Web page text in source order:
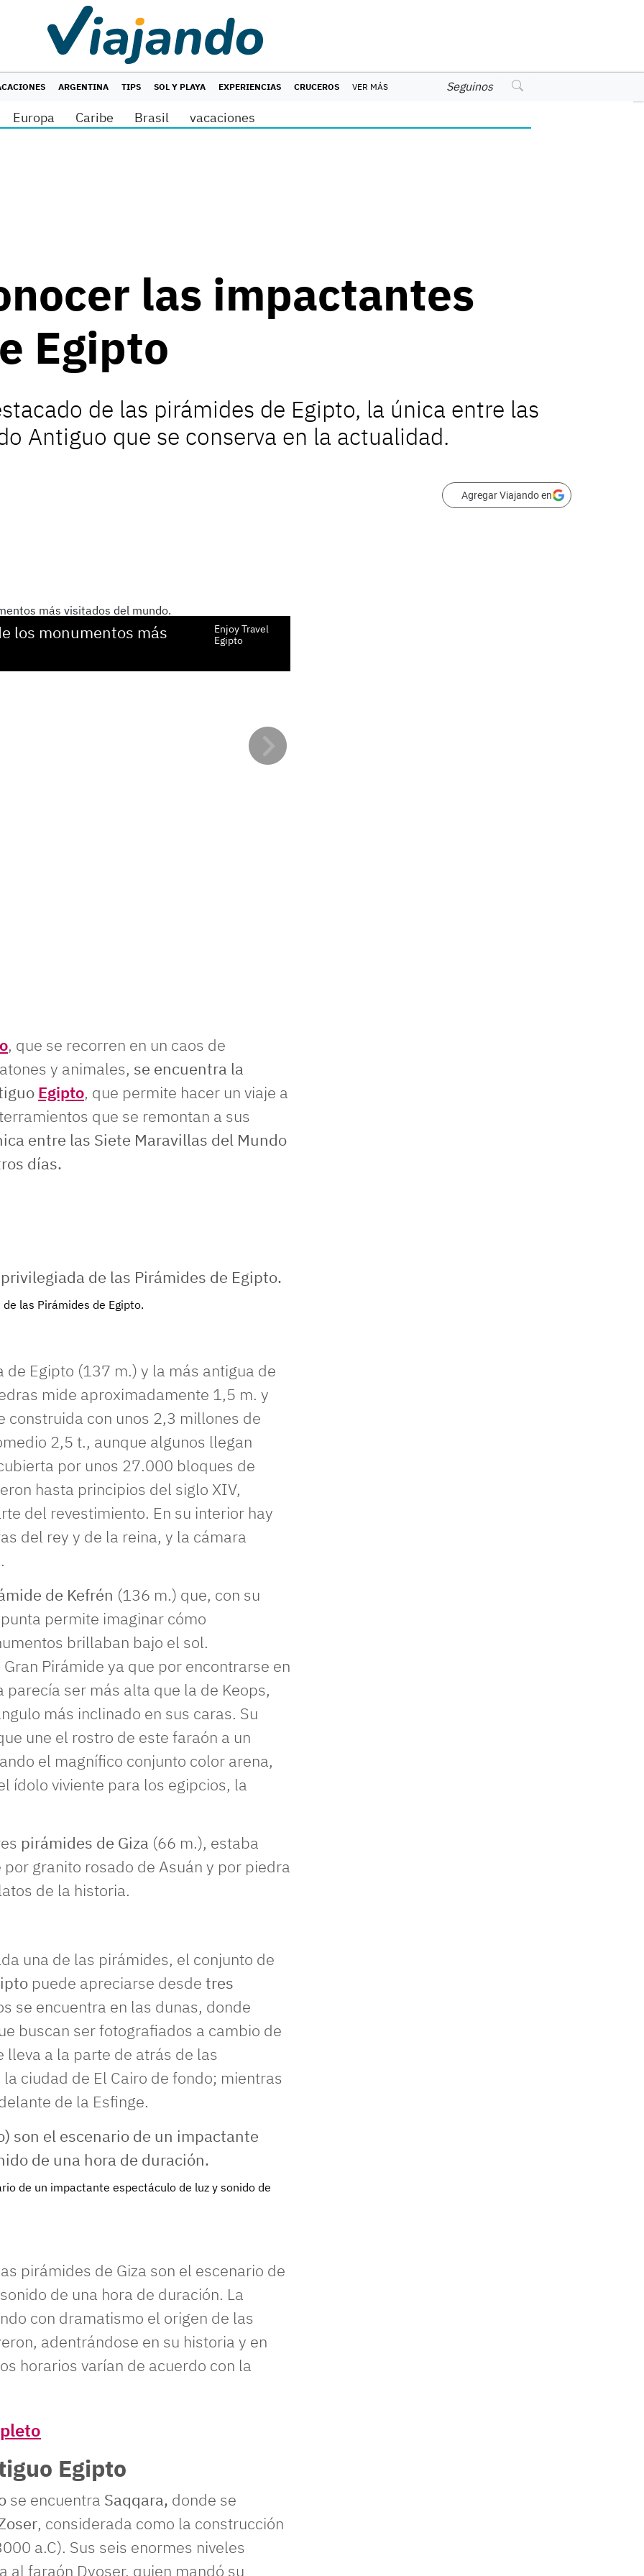
ARGENTINA TIPS SOL Y PLAYA EXPERIENCIAS CRUCEROS VER MÁS Seguinos
Europa Caribe Brasil vacaciones
las impactantes
Egipto
de las pirámides de Egipto, la única entre las
Antiguo que se conserva en la actualidad.
Agregar Viajando en
los monumentos más
Enjoy Travel
Egipto
, que se recorren en un caos de
y animales, se encuentra la
Egipto, que permite hacer un viaje a
que se remontan a sus
entre las Siete Maravillas del Mundo
días.
las Pirámides de Egipto.
de Egipto (137 m.) y la más antigua de
mide aproximadamente 1,5 m. y
construida con unos 2,3 millones de
2,5 t., aunque algunos llegan
por unos 27.000 bloques de
hasta principios del siglo XIV,
del revestimiento. En su interior hay
del rey y de la reina, y la cámara
de Kefrén (136 m.) que, con su
permite imaginar cómo
brillaban bajo el sol.
Pirámide ya que por encontrarse en
ser más alta que la de Keops,
más inclinado en sus caras. Su
une el rostro de este faraón a un
el magnífico conjunto color arena,
ídolo viviente para los egipcios, la
pirámides de Giza (66 m.), estaba
granito rosado de Asuán y por piedra
de la historia.
una de las pirámides, el conjunto de
puede apreciarse desde tres
se encuentra en las dunas, donde
buscan ser fotografiados a cambio de
a la parte de atrás de las
ciudad de El Cairo de fondo; mientras
de la Esfinge.
de un impactante espectáculo de luz y sonido de
pirámides de Giza son el escenario de
de una hora de duración. La
con dramatismo el origen de las
adentrándose en su historia y en
horarios varían de acuerdo con la
Egipto
se encuentra Saqqara, donde se
, considerada como la construcción
a.C). Sus seis enormes niveles
faraón Dyoser, quien mandó su